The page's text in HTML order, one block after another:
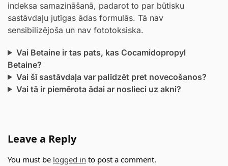
indeksa samazināšanā, padarot to par būtisku
sastāvdaļu jutīgas ādas formulās. Tā nav
sensibilizējoša un nav fototoksiska.
Vai Betaine ir tas pats, kas Cocamidopropyl
Betaine?
Vai šī sastāvdaļa var palīdzēt pret novecošanos?
Vai tā ir piemērota ādai ar noslieci uz akni?
Leave a Reply
You must be logged in to post a comment.